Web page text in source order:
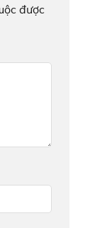
được